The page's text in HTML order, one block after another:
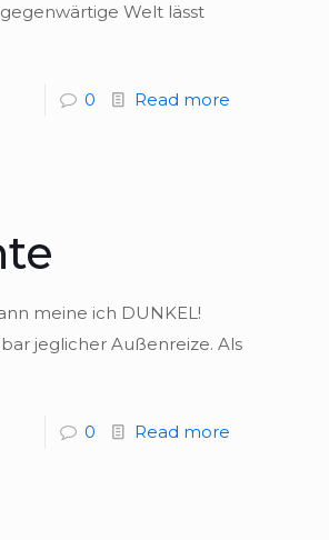
Welt lässt
0 Read more
meine ich DUNKEL!
jeg­li­cher Außenreize. Als
0 Read more